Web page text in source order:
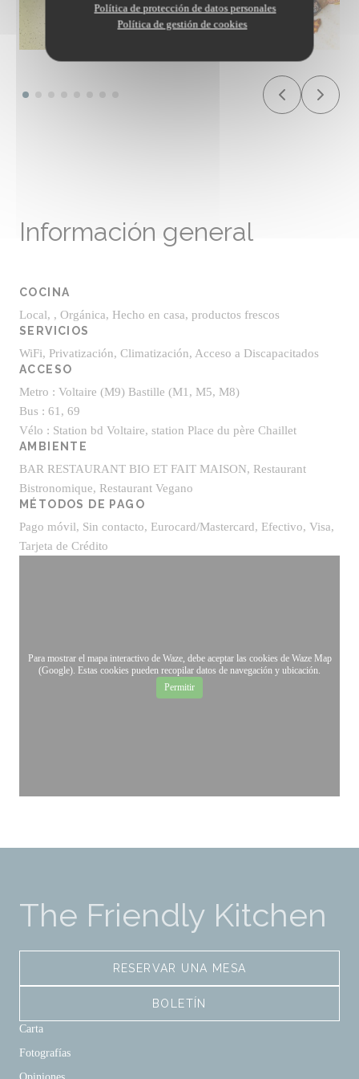
Política de protección de datos personales
Política de gestión de cookies
Información general
COCINA
Local, , Orgánica, Hecho en casa, productos frescos
SERVICIOS
WiFi, Privatización, Climatización, Acceso a Discapacitados
ACCESO
Metro : Voltaire (M9) Bastille (M1, M5, M8)
Bus : 61, 69
Vélo : Station bd Voltaire, station Place du père Chaillet
AMBIENTE
BAR RESTAURANT BIO ET FAIT MAISON, Restaurant
Bistronomique, Restaurant Vegano
MÉTODOS DE PAGO
Pago móvil, Sin contacto, Eurocard/Mastercard, Efectivo, Visa,
Tarjeta de Crédito
Para mostrar el mapa interactivo de Waze, debe aceptar las cookies de Waze Map
(Google). Estas cookies pueden recopilar datos de navegación y ubicación.
Permitir
The Friendly Kitchen
RESERVAR UNA MESA
BOLETÍN
Carta
Fotografías